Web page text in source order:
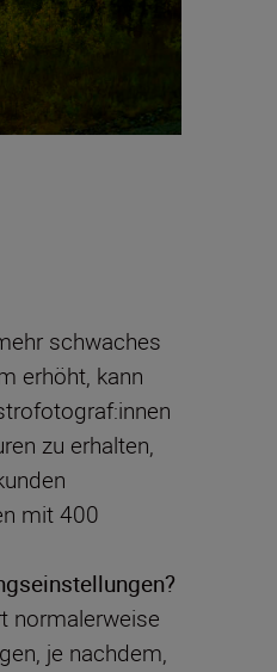
schwaches
erhöht, kann
zu erhalten,
mit 400
normalerweise
je nachdem,